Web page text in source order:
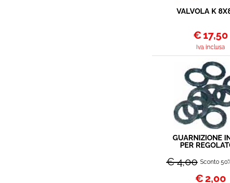
VALVOLA K
€ 17,50
Iva inclusa
GUARNIZIONE
PER
€ 4,00 Sconto
€2,00